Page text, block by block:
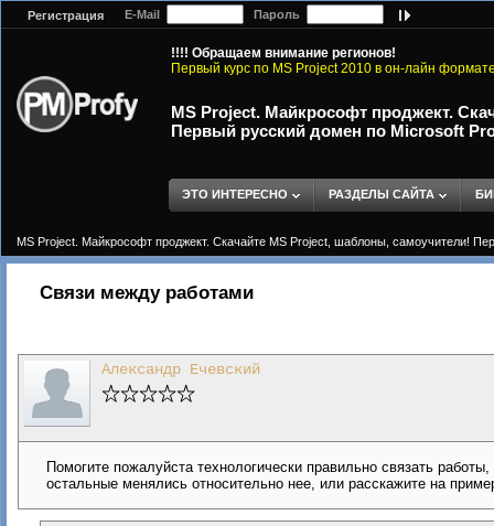
Регистрация E-Mail Пароль
!!!! Обращаем внимание регионов!
Первый курс по MS Project 2010 в он-лайн
MS Project. Майкрософт проджект.
Первый русский домен по Microsoft
ЭТО ИНТЕРЕСНО РАЗДЕЛЫ САЙТА
MS Project. Майкрософт проджект. Скачайте MS Project, шаблоны, самоучители!
Связи между работами
Александр Ечевский
Помогите пожалуйста технологически правильно связать
остальные менялись относительно нее, или расскажите на